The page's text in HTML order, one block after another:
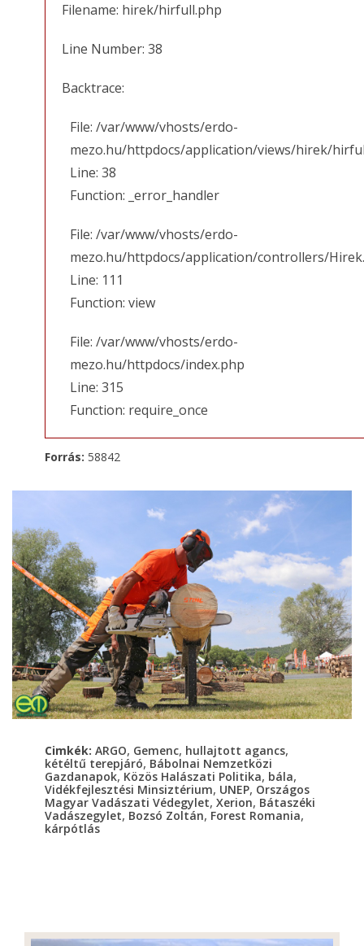
Filename: hirek/hirfull.php
Line Number: 38
Backtrace:
File: /var/www/vhosts/erdo-
mezo.hu/httpdocs/application/views/hirek/
Line: 38
Function: _error_handler
File: /var/www/vhosts/erdo-
mezo.hu/httpdocs/application/controllers/
Line: 111
Function: view
File: /var/www/vhosts/erdo-
mezo.hu/httpdocs/index.php
Line: 315
Function: require_once
Forrás: 58842
Cimkék: ARGO, Gemenc, hullajtott agancs,
kétéltű terepjáró, Bábolnai Nemzetközi
Gazdanapok,Közös Halászati Politika, bála,
Vidékfejlesztési Minsiztérium, UNEP, Országos
Magyar Vadászati Védegylet, Xerion, Bátaszéki
Vadászegylet, Bozsó Zoltán, Forest Romania,
kárpótlás